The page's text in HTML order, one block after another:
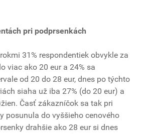
pri podprsenkách
31% respondentiek obvykle za
viac ako 20 eur a 24% sa
od 20 do 28 eur, dnes po týchto
siaha už iba 27% (do 20 eur) a
Časť zákazníčok sa tak pri
posunula do vyššieho cenového
drahšie ako 28 eur si dnes